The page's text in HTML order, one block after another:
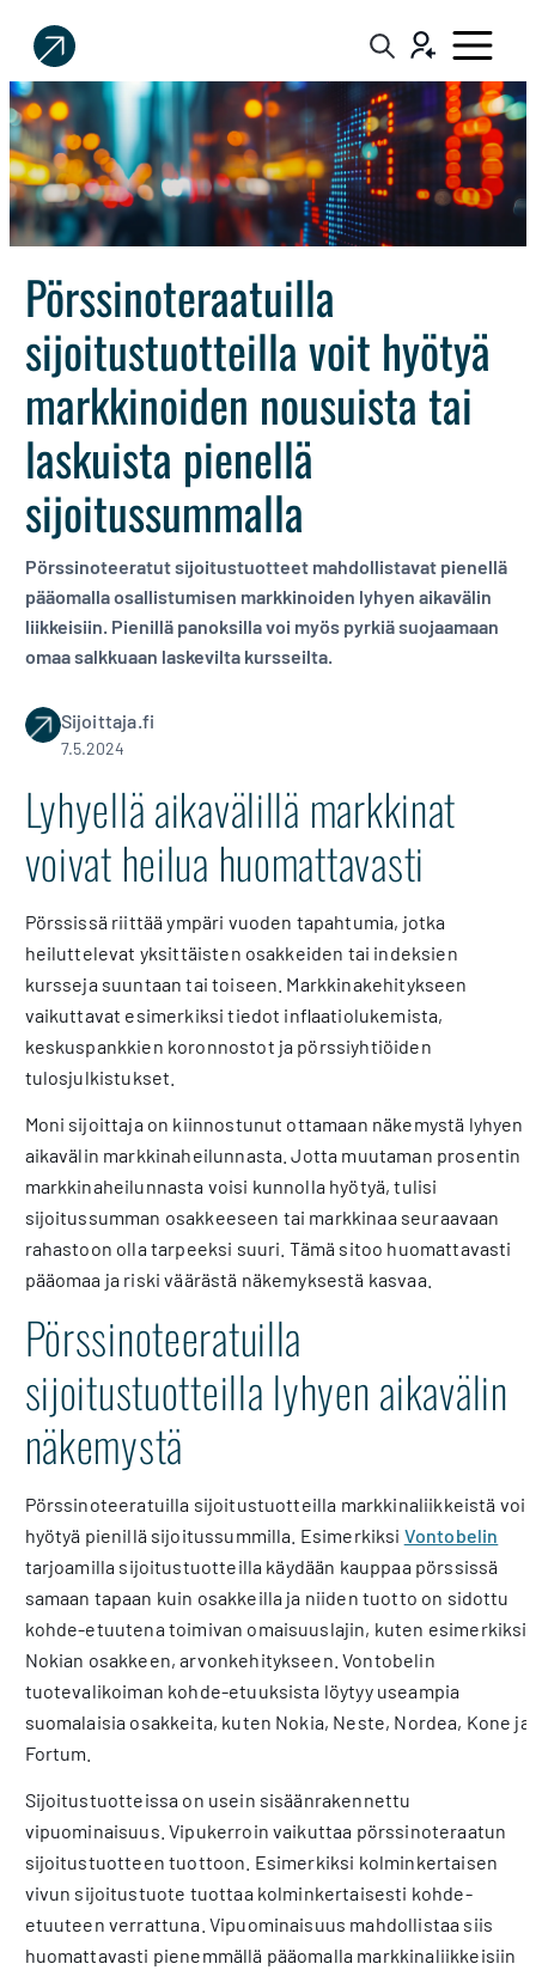
Sijoittaja.fi
Tee
parempia
sijoituspäätöksiä
Pörssinoteraatuilla
sijoitustuotteilla voit hyötyä
markkinoiden nousuista tai
laskuista pienellä
sijoitussummalla
Pörssinoteeratut sijoitustuotteet mahdollistavat pienellä
pääomalla osallistumisen markkinoiden lyhyen aikavälin
liikkeisiin. Pienillä panoksilla voi myös pyrkiä suojaamaan
omaa salkkuaan laskevilta kursseilta.
Sijoittaja.fi
7.5.2024
Lyhyellä aikavälillä markkinat
voivat heilua huomattavasti
Pörssissä riittää ympäri vuoden tapahtumia, jotka
heiluttelevat yksittäisten osakkeiden tai indeksien
kursseja suuntaan tai toiseen. Markkinakehitykseen
vaikuttavat esimerkiksi tiedot inflaatiolukemista,
keskuspankkien koronnostot ja pörssiyhtiöiden
tulosjulkistukset.
Moni sijoittaja on kiinnostunut ottamaan näkemystä lyhyen
aikavälin markkinaheilunnasta. Jotta muutaman prosentin
markkinaheilunnasta voisi kunnolla hyötyä, tulisi
sijoitussumman osakkeeseen tai markkinaa seuraavaan
rahastoon olla tarpeeksi suuri. Tämä sitoo huomattavasti
pääomaa ja riski väärästä näkemyksestä kasvaa.
Pörssinoteeratuilla
sijoitustuotteilla lyhyen aikavälin
näkemystä
Pörssinoteeratuilla sijoitustuotteilla markkinaliikkeistä voi
hyötyä pienillä sijoitussummilla. Esimerkiksi Vontobelin
tarjoamilla sijoitustuotteilla käydään kauppaa pörssissä
samaan tapaan kuin osakkeilla ja niiden tuotto on sidottu
kohde-etuutena toimivan omaisuuslajin, kuten esimerkiksi
Nokian osakkeen, arvonkehitykseen. Vontobelin
tuotevalikoiman kohde-etuuksista löytyy useampia
suomalaisia osakkeita, kuten Nokia, Neste, Nordea, Kone ja
Fortum.
Sijoitustuotteissa on usein sisäänrakennettu
vipuominaisuus. Vipukerroin vaikuttaa pörssinoteraatun
sijoitustuotteen tuottoon. Esimerkiksi kolminkertaisen
vivun sijoitustuote tuottaa kolminkertaisesti kohde-
etuuteen verrattuna. Vipuominaisuus mahdollistaa siis
huomattavasti pienemmällä pääomalla markkinaliikkeisiin